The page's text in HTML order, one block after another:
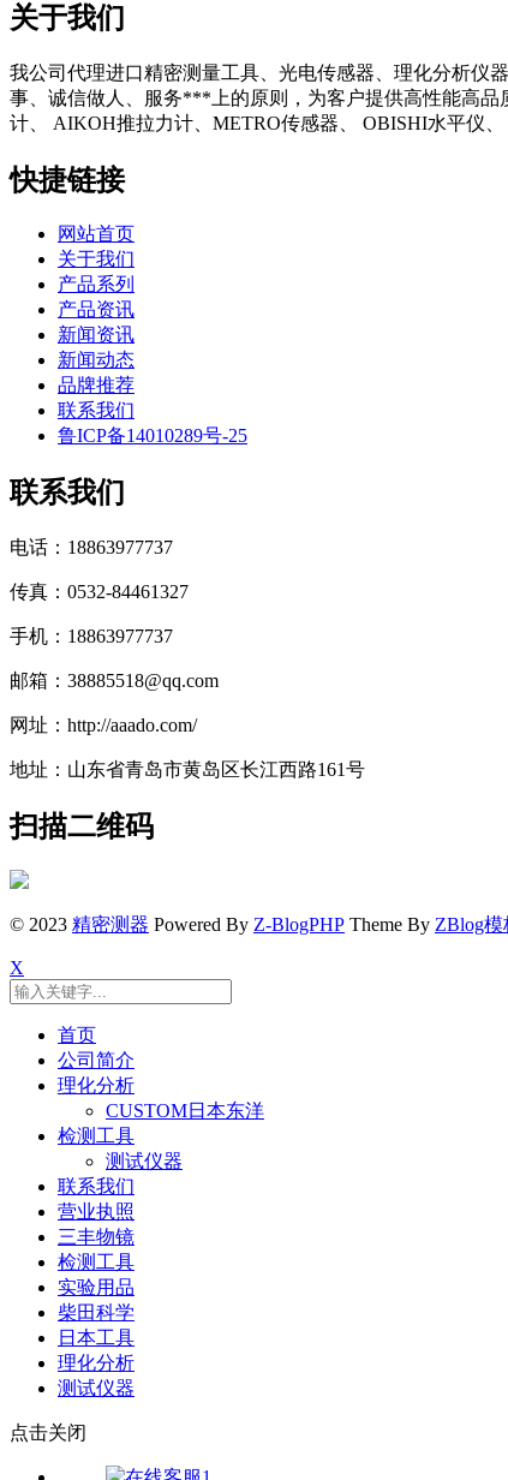
关于我们
我公司代理进口精密测量工具、光电传感器、理化分析仪
事、诚信做人、服务***上的原则，为客户提供高性能高
计、 AIKOH推拉力计、METRO传感器、 OBISHI水平仪
快捷链接
网站首页
关于我们
产品系列
产品资讯
新闻资讯
新闻动态
品牌推荐
联系我们
鲁ICP备14010289号-25
联系我们
电话：18863977737
传真：0532-84461327
手机：18863977737
邮箱：38885518@qq.com
网址：http://aaado.com/
地址：山东省青岛市黄岛区长江西路161号
扫描二维码
© 2023 精密测器 Powered By Z-BlogPHP Theme By ZBlog模
X
首页
公司简介
理化分析
CUSTOM日本东洋
检测工具
测试仪器
联系我们
营业执照
三丰物镜
检测工具
实验用品
柴田科学
日本工具
理化分析
测试仪器
点击关闭